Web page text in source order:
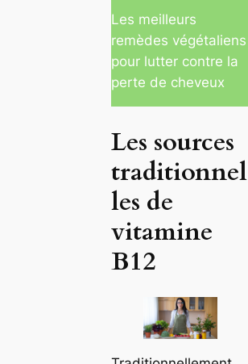
Les meilleurs
remèdes végétaliens
pour lutter contre la
perte de cheveux
Les sources
traditionnel
les de
vitamine
B12